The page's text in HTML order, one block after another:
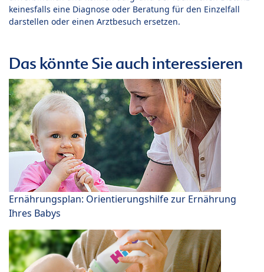
keinesfalls eine Diagnose oder Beratung für den Einzelfall
darstellen oder einen Arztbesuch ersetzen.
Das könnte Sie auch interessieren
Ernährungsplan: Orientierungshilfe zur Ernährung
Ihres Babys